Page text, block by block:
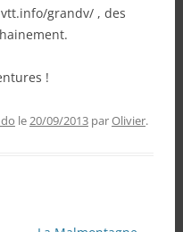
grandv/ , des
!
le20/09/2013 parOlivier.